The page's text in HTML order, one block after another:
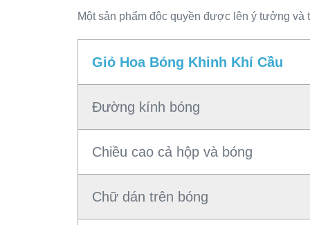
Một sản phẩm độc quyền được lên ý tưởng
Giỏ Hoa Bóng Khinh Khí Cầu
Đường kính bóng
Chiều cao cả hộp và bóng
Chữ dán trên bóng